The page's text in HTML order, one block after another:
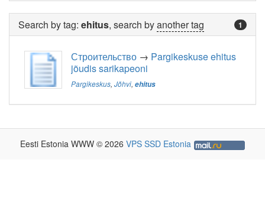
1
Search by tag: ehitus, search byanother tag
Строительство → Pargikeskuse ehitus
jõudis sarikapeoni
Pargikeskus, Jõhvi, ehitus
Eesti Estonia WWW © 2026 VPS SSD Estonia